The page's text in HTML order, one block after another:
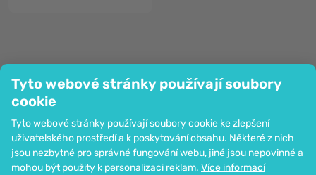
Tyto webové stránky používají soubory
cookie
Tyto webové stránky používají soubory cookie ke zlepšení
uživatelského prostředí a k poskytování obsahu. Některé z nich
jsou nezbytné pro správné fungování webu, jiné jsou nepovinné a
mohou být použity k personalizaci reklam. Více informací
Společnost
Informace
Připojte se k nám
Pomoc a objednávky